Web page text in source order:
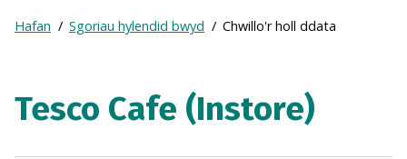
Frontpage
Breadcrumb
Expand
breadcrumb
Hafan Sgoriau hylendid bwyd Chwillo'r holl ddata
Tesco Cafe (Instore)